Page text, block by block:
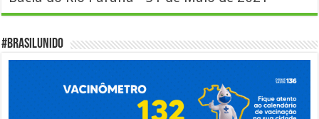
#BrasilUnido